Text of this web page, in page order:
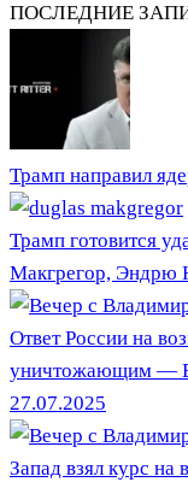
ПОСЛЕДНИЕ
Трамп направил
Трамп готовится
Макгрегор, Эндрю
Ответ России на
уничтожающим —
27.07.2025
Запад взял курс